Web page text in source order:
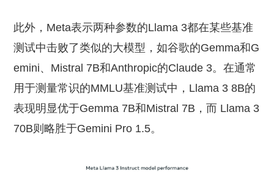
此外，Meta表示两种参数的Llama 3都在某些基准
测试中击败了类似的大模型，如谷歌的Gemma和G
emini、Mistral 7B和Anthropic的Claude 3。在通常
用于测量常识的MMLU基准测试中，Llama 3 8B的
表现明显优于Gemma 7B和Mistral 7B，而 Llama 3
70B则略胜于Gemini Pro 1.5。